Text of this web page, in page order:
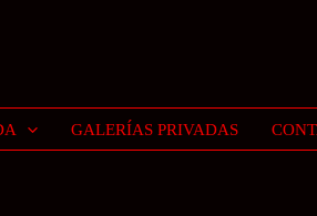
GALERÍAS PRIVADAS